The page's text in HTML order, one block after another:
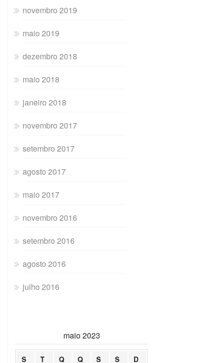
novembro 2019
maio 2019
dezembro 2018
maio 2018
janeiro 2018
novembro 2017
setembro 2017
agosto 2017
maio 2017
novembro 2016
setembro 2016
agosto 2016
julho 2016
maio 2023
S T Q Q S S D